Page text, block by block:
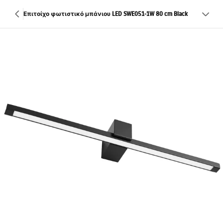
Επιτοίχο φωτιστικό μπάνιου LED SWE051-1W 80 cm Black